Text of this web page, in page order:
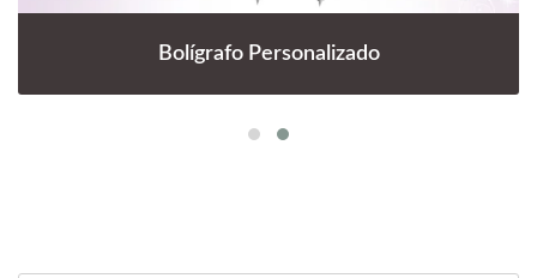
Bolígrafo Personalizado